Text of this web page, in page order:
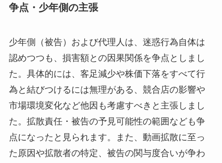
争点・少年側の主張
少年側（被告）および代理人は、迷惑行為自体は
認めつつも、損害額との因果関係を争点としまし
た。具体的には、客足減少や株価下落をすべて行
為と結びつけるには無理がある、競合店の影響や
市場環境変化など他因も考慮すべきと主張しまし
た。拡散責任・被告の予見可能性の範囲なども争
点になったと見られます。また、動画拡散に至っ
た原因や拡散者の特定、被告の関与度合いが争わ